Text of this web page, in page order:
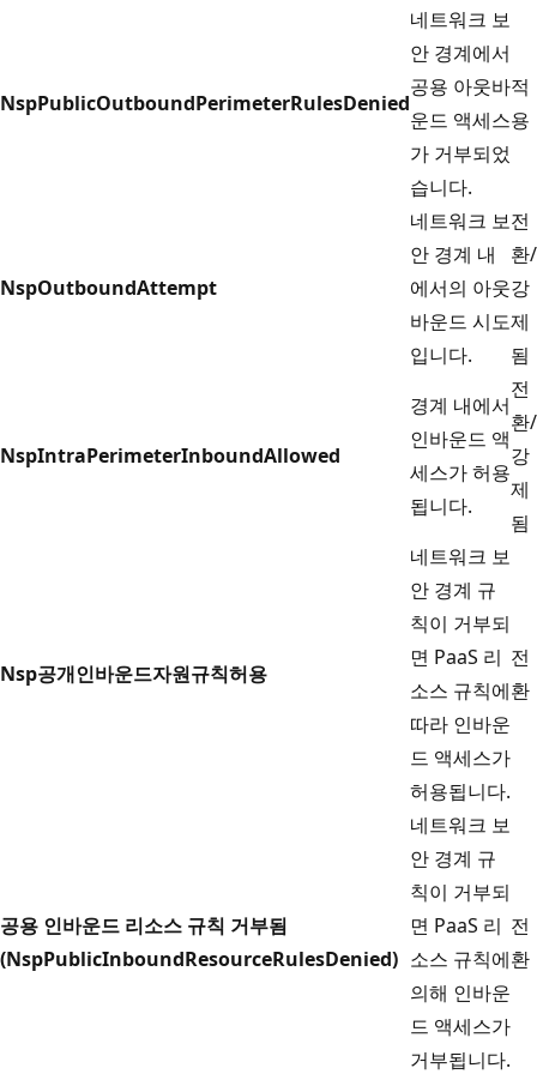
NspPublicOutboundPerimeterRulesDenied
네트워크 보
안 경계에서
공용 아웃바
운드 액세스
가 거부되었
습니다.
적
용
NspOutboundAttempt
네트워크 보
안 경계 내
에서의 아웃
바운드 시도
입니다.
전
환/
강
제
됨
NspIntraPerimeterInboundAllowed
경계 내에서
인바운드 액
세스가 허용
됩니다.
전
환/
강
제
됨
Nsp공개인바운드자원규칙허용
네트워크 보
안 경계 규
칙이 거부되
면 PaaS 리
소스 규칙에
따라 인바운
드 액세스가
허용됩니다.
전
환
공용 인바운드 리소스 규칙 거부됨
(NspPublicInboundResourceRulesDenied)
네트워크 보
안 경계 규
칙이 거부되
면 PaaS 리
소스 규칙에
의해 인바운
드 액세스가
거부됩니다.
전
환